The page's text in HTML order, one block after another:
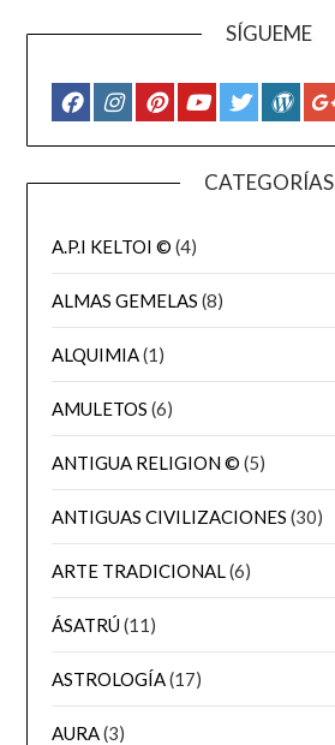
SÍGUEME
CATEGORÍAS
A.P.I KELTOI © (4)
ALMAS GEMELAS (8)
ALQUIMIA(1)
AMULETOS (6)
ANTIGUA RELIGION © (5)
ANTIGUAS CIVILIZACIONES (30)
ARTE TRADICIONAL(6)
ÁSATRÚ(11)
ASTROLOGÍA(17)
AURA(3)